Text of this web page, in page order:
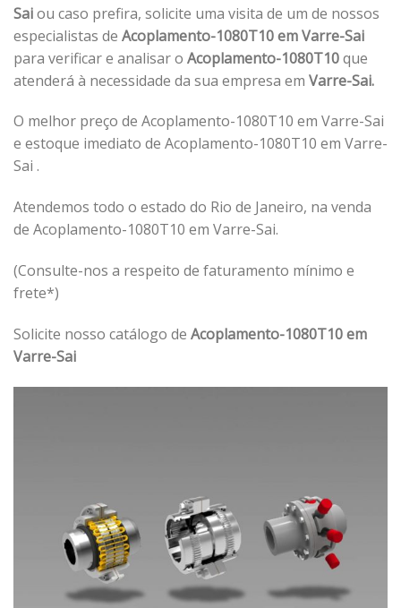
Saiou caso prefira, solicite uma visita de um de nossos
especialistas de Acoplamento-1080T10 em Varre-Sai
para verificar e analisar o Acoplamento-1080T10que
atenderá à necessidade da sua empresa em Varre-Sai.
O melhor preço de Acoplamento-1080T10 em Varre-Sai
e estoque imediato de Acoplamento-1080T10 em Varre-
Sai .
Atendemos todo o estado do Rio de Janeiro, na venda
de Acoplamento-1080T10 em Varre-Sai.
(Consulte-nos a respeito de faturamento mínimo e
frete*)
Solicite nosso catálogo de Acoplamento-1080T10 em
Varre-Sai